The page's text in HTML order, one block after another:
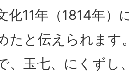
化11年（1814年）
たと伝えられます
、玉七、にくずし